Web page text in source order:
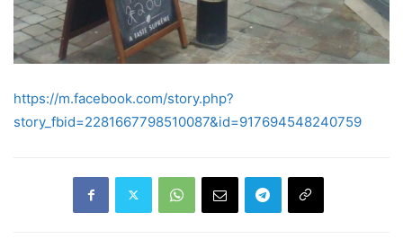
https://m.facebook.com/story.php?
story_fbid=2281667798510087&id=917694548240759